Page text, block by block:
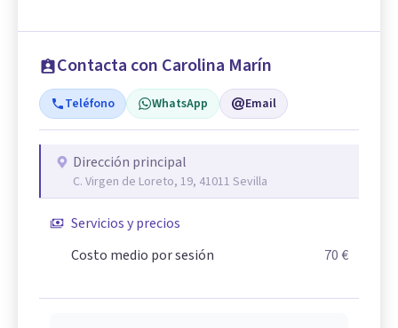
Contacta con Carolina Marín
Teléfono WhatsApp Email
Dirección principal
C. Virgen de Loreto, 19, 41011 Sevilla
Servicios y precios
Costo medio por sesión
70 €